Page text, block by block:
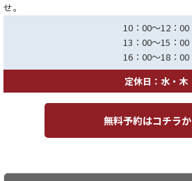
せ。
10：00～12：00
13：00～15：00
16：00～18：00
定休日：水・木
無料予約はコチラ